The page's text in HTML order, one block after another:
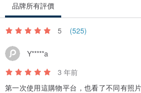
品牌所有評價
5 (525)
Y*****a
3 年前
第一次使用這購物平台，也看了不同有照